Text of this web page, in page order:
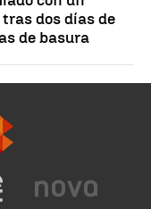
dos días de
de basura